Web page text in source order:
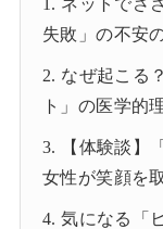
1. ネットでさ
失敗」の不安
2. なぜ起こる
ト」の医学的
3. 【体験談】
女性が笑顔を
4. 気になる「